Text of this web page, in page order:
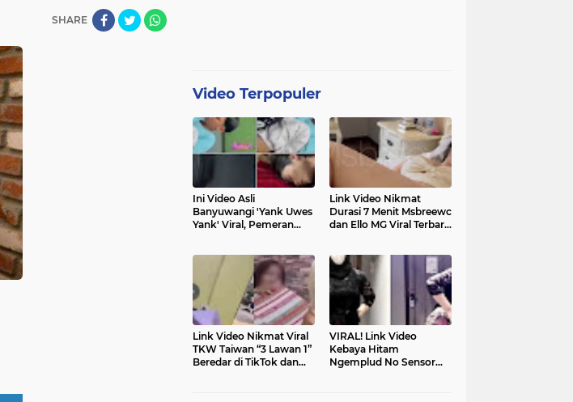
SHARE
Video Terpopuler
Ini Video Asli
Banyuwangi 'Yank Uwes
Yank' Viral, Pemeran
Link Video Nikmat
Durasi 7 Menit Msbreewc
dan Ello MG Viral Terbaru
Link Video Nikmat Viral
TKW Taiwan “3 Lawan 1”
Beredar di TikTok dan
VIRAL! Link Video
Kebaya Hitam
Ngemplud No Sensor